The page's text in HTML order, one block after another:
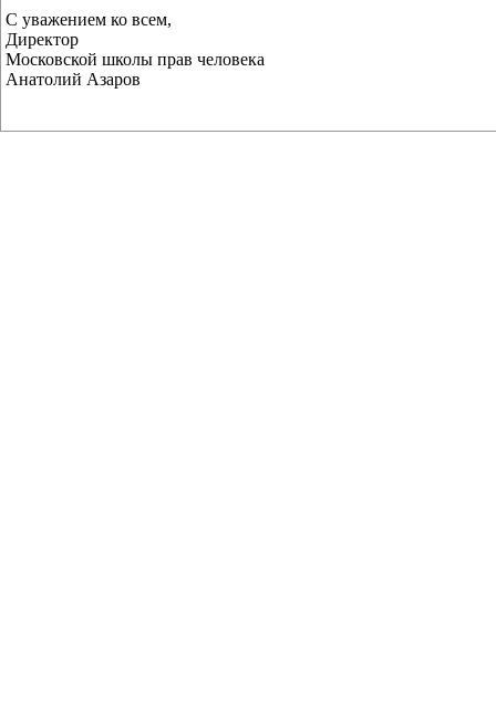
С уважением ко всем,
Директор
Московской школы прав человека
Анатолий Азаров